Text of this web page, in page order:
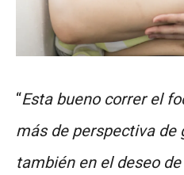
“Esta bueno correr el
más de perspectiva de
también en el deseo